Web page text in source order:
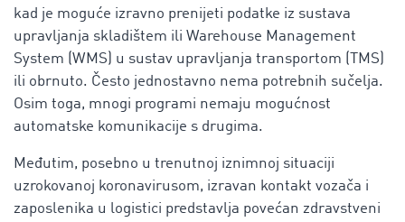
kad je moguće izravno prenijeti podatke iz sustava
upravljanja skladištem ili Warehouse Management
System (WMS) u sustav upravljanja transportom (TMS)
ili obrnuto. Često jednostavno nema potrebnih sučelja.
Osim toga, mnogi programi nemaju mogućnost
automatske komunikacije s drugima.
Međutim, posebno u trenutnoj iznimnoj situaciji
uzrokovanoj koronavirusom, izravan kontakt vozača i
zaposlenika u logistici predstavlja povećan zdravstveni